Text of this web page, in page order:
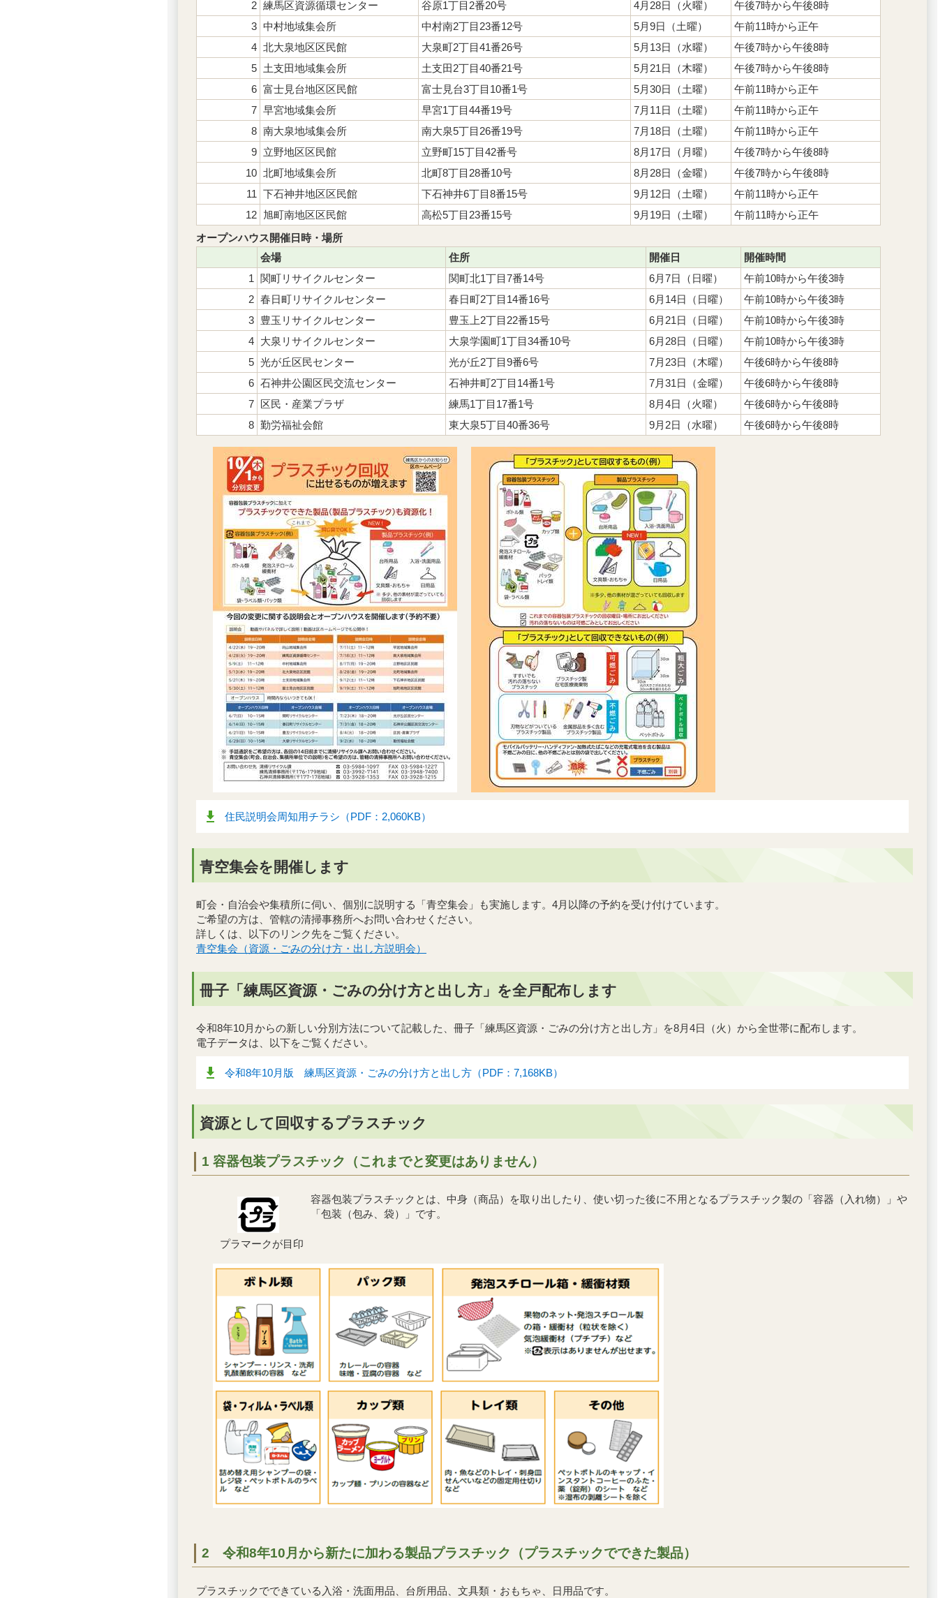
2 練馬区資源循環センター 谷原1丁目2番20号 4月28日（火曜）
午後7時から午後8時
3 中村地域集会所 中村南2丁目23番12号 5月9日（土曜）
午前11時から正午
4 北大泉地区区民館 大泉町2丁目41番26号 5月13日（水曜）
午後7時から午後8時
5 土支田地域集会所 土支田2丁目40番21号 5月21日（木曜）
午後7時から午後8時
6 富士見台地区区民館 富士見台3丁目10番1号 5月30日（土曜）
午前11時から正午
7 早宮地域集会所 早宮1丁目44番19号 7月11日（土曜）
午前11時から正午
8 南大泉地域集会所 南大泉5丁目26番19号 7月18日（土曜）
午前11時から正午
9 立野地区区民館 立野町15丁目42番号 8月17日（月曜）
午後7時から午後8時
10 北町地域集会所 北町8丁目28番10号 8月28日（金曜）
午後7時から午後8時
11 下石神井地区区民館 下石神井6丁目8番15号 9月12日（土曜）
午前11時から正午
12 旭町南地区区民館 高松5丁目23番15号 9月19日（土曜）
午前11時から正午
オープンハウス開催日時・場所
会場
住所 開催日
開催時間
1
関町リサイクルセンター 関町北1丁目7番14号 6月7日（日曜）
午前10時から午後3時
2 春日町リサイクルセンター 春日町2丁目14番16号 6月14日（日曜）
午前10時から午後3時
3 豊玉リサイクルセンター 豊玉上2丁目22番15号 6月21日（日曜）
午前10時から午後3時
4 大泉リサイクルセンター 大泉学園町1丁目34番10号 6月28日（日曜）
午前10時から午後3時
5 光が丘区民センター 光が丘2丁目9番6号 7月23日（木曜）
午後6時から午後8時
6 石神井公園区民交流センター 石神井町2丁目14番1号 7月31日（金曜）
午後6時から午後8時
7 区民・産業プラザ 練馬1丁目17番1号 8月4日（火曜）
午後6時から午後8時
8 勤労福祉会館 東大泉5丁目40番36号 9月2日（水曜） 午後6時から午後8時
住民説明会周知用チラシ（PDF：2,060KB）
青空集会を開催します
町会・自治会や集積所に伺い、個別に説明する「青空集会」も実施します。4月以降の予約を受け付けています。
ご希望の方は、管轄の清掃事務所へお問い合わせください。
詳しくは、以下のリンク先をご覧ください。
青空集会（資源・ごみの分け方・出し方説明会）
冊子「練馬区資源・ごみの分け方と出し方」を全戸配布します
令和8年10月からの新しい分別方法について記載した、冊子「練馬区資源・ごみの分け方と出し方」を8月4日（火）から全世帯に配布します。
電子データは、以下をご覧ください。
令和8年10月版 練馬区資源・ごみの分け方と出し方（PDF：7,168KB）
資源として回収するプラスチック
1 容器包装プラスチック（これまでと変更はありません）
プラマークが目印
容器包装プラスチックとは、中身（商品）を取り出したり、使い切った後に不用となるプラスチック製の「容器（入れ物）」や
「包装（包み、袋）」です。
2 令和8年10月から新たに加わる製品プラスチック（プラスチックでできた製品）
プラスチックでできている入浴・洗面用品、台所用品、文具類・おもちゃ、日用品です。